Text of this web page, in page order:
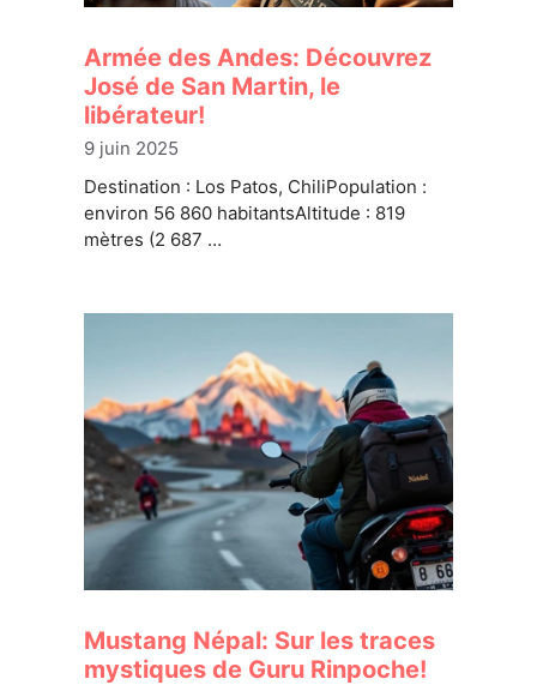
Armée des Andes: Découvrez
José de San Martin, le
libérateur!
9 juin 2025
Destination : Los Patos, ChiliPopulation :
environ 56 860 habitantsAltitude : 819
mètres (2 687 …
Mustang Népal: Sur les traces
mystiques de Guru Rinpoche!